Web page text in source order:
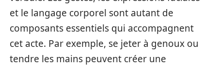
et le langage corporel sont autant de
composants essentiels qui accompagnent
cet acte. Par exemple, se jeter à genoux ou
tendre les mains peuvent créer une